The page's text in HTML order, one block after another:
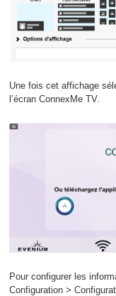
Une fois cet affichage
l’écran ConnexMe TV.
Pour configurer les
Configuration >